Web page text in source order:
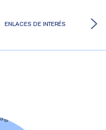
ENLACES DE INTERÉS